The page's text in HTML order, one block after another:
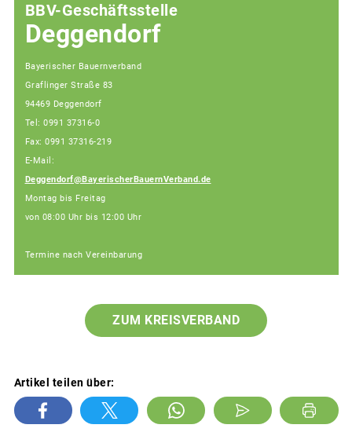
BBV-Geschäftsstelle
Deggendorf
Bayerischer Bauernverband
Graflinger Straße 83
94469 Deggendorf
Tel: 0991 37316-0
Fax: 0991 37316-219
E-Mail:
Deggendorf@BayerischerBauernVerband.de
Montag bis Freitag
von 08:00 Uhr bis 12:00 Uhr
Termine nach Vereinbarung
ZUM KREISVERBAND
Artikel teilen über: